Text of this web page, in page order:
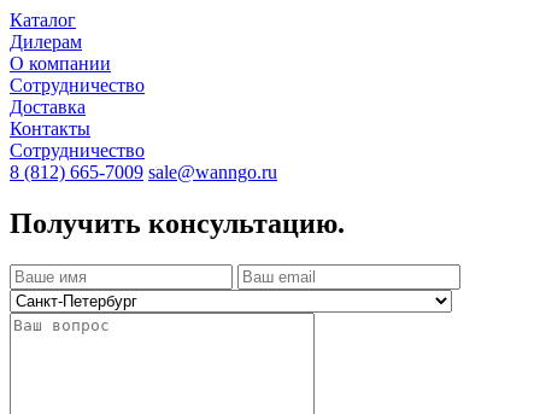
Каталог
Дилерам
О компании
Сотрудничество
Доставка
Контакты
Сотрудничество
8 (812) 665-7009 sale@wanngo.ru
Получить консультацию.